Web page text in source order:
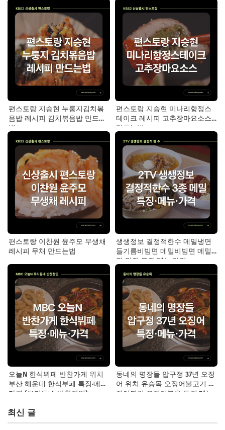
편스토랑 지승현 누룽지김치볶
음밥 레시피 김치볶음밥 만드는
법
편스토랑 지승현 미나리항정스
테이크 레시피 고추장마요소스
만드는법
편스토랑 이찬원 윤주모 무생채
레시피 무채 만드는법
생생정보 결정적한수 메밀냉면
들기름비빔면 메밀비빔면 메밀
면 맛집 특징·메뉴·가격
오늘N 한식뷔페 반찬가게 위치
부산 해운대 한식부페 특징·메뉴·
가격 (우리동네 반찬장인)
동네의 명장들 압구정 37년 오징
어 위치 유승목 오징어불고기 오
징어튀김 오징어볶음 특징·메뉴·
최신 글